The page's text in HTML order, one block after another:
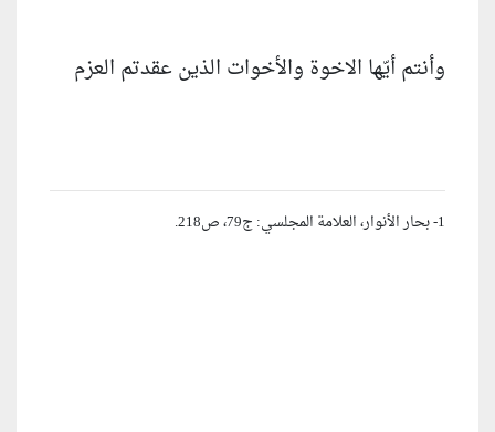
وأنتم أيّها الاخوة والأخوات الذين عقدتم العزم
1- بحار الأنوار، العلامة المجلسي: ج79، ص218.